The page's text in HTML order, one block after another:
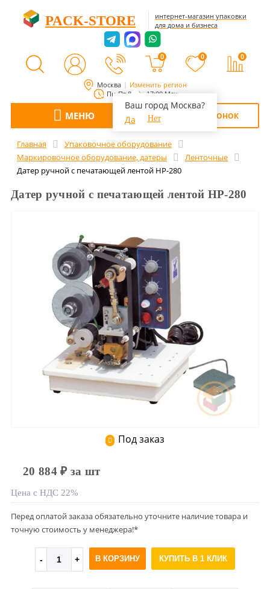
Москва Изменить регион
Ваш город Москва?
Да
Нет
Пн-Пт 8:00 - 17:00 Мск
PACK-STORE
интернет-магазин упаковки
для дома и бизнеса
0 0 0
МЕНЮ ОБРАТНЫЙ ЗВОНОК
Главная
Упаковочное оборудование
Маркировочное оборудование, датеры
Ленточные
Датер ручной с печатающей лентой HP-280
Датер ручной с печатающей лентой HP-280
Под заказ
20 884 ₽ за шт
Цена с НДС 22%
Перед оплатой заказа обязательно уточните наличие товара и
точную стоимость у менеджера!*
В КОРЗИНУ КУПИТЬ В 1 КЛИК